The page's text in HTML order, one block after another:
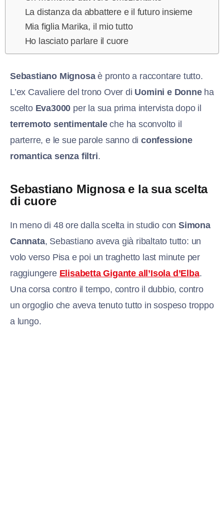
La distanza da abbattere e il futuro insieme
Mia figlia Marika, il mio tutto
Ho lasciato parlare il cuore
Sebastiano Mignosaè pronto a raccontare tutto.
L’ex Cavaliere del trono Over di Uomini e Donneha
scelto Eva3000 per la sua prima intervista dopo il
terremoto sentimentaleche ha sconvolto il
parterre, e le sue parole sanno diconfessione
romantica senza filtri.
Sebastiano Mignosa e la sua scelta
di cuore
In meno di 48 ore dalla scelta in studio con Simona
Cannata, Sebastiano aveva già ribaltato tutto: un
volo verso Pisa e poi un traghetto last minute per
raggiungere Elisabetta Gigante all’Isola d’Elba.
Una corsa contro il tempo, contro il dubbio, contro
un orgoglio che aveva tenuto tutto in sospeso troppo
a lungo.